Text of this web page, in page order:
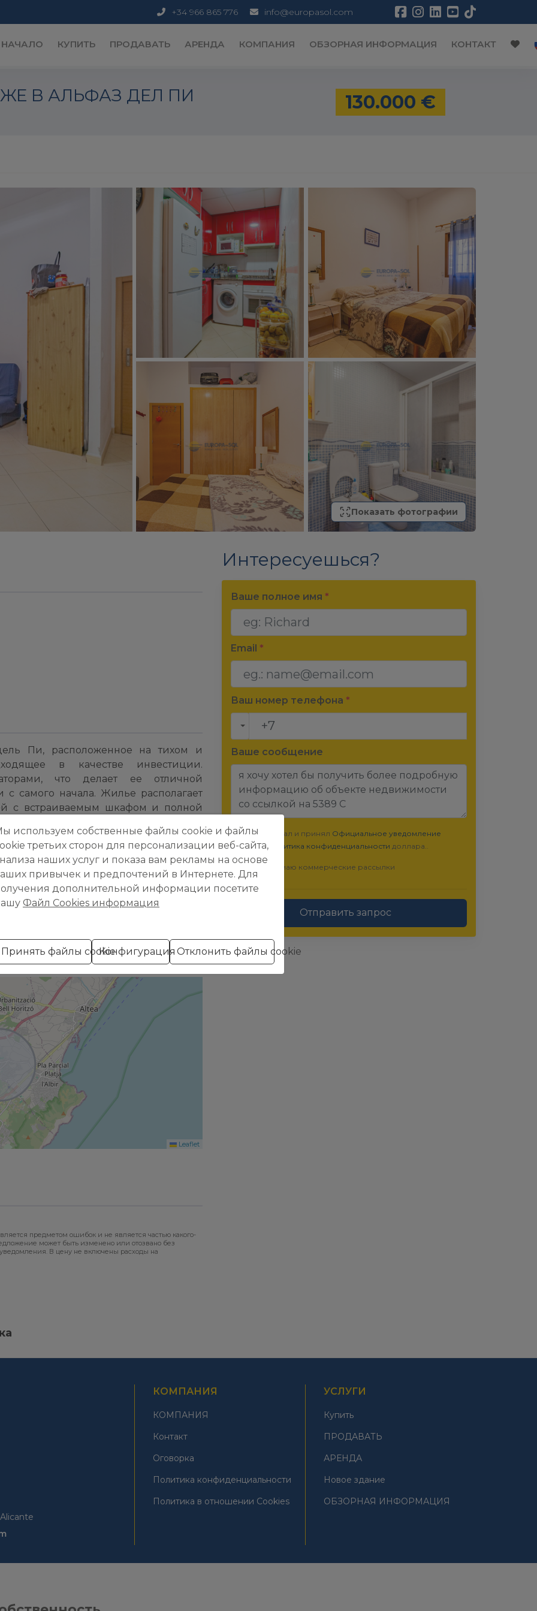
+34 966 865 776 info@europasol.com
НАЧАЛО КУПИТЬ ПРОДАВАТЬ АРЕНДА КОМПАНИЯ ОБЗОРНАЯ ИНФОРМАЦИЯ КОНТАКТ
В АЛЬФАЗ ДЕЛ ПИ 130.000 €
Показать фотографии
Пи, расположенное на тихом и
в качестве инвестиции.
что делает ее отличной
самого начала. Жилье располагает
с встраиваемым шкафом и полной
состоянии. Выделяется хорошей
помещениями, что создает
комфорта. Расположено в хорошо
и транспортом, в нескольких
возможность для инвесторов, ищущих
потенциалом.
Leaflet
предметом ошибок и не является частью какого-
может быть изменено или отозвано без
В цену не включены расходы на
Интересуешься?
Ваше полное имя *
Email *
Ваш номер телефона *
Ваше сообщение
Я прочитал и принял Официальное уведомление
доллар иПолитика конфиденциальности доллара..
Я принимаю коммерческие рассылки
Отправить запрос
КОМПАНИЯ
КОМПАНИЯ
Контакт
Оговорка
Политика конфиденциальности
Политика в отношении Cookies
УСЛУГИ
Купить
ПРОДАВАТЬ
АРЕНДА
Новое здание
ОБЗОРНАЯ ИНФОРМАЦИЯ
используем собственные файлы cookie и файлы
третьих сторон для персонализации веб-сайта,
наших услуг и показа вам рекламы на основе
привычек и предпочтений в Интернете. Для
дополнительной информации посетите
Файл Cookies информация
Принять файлы cookieКонфигурация Отклонить файлы cookie